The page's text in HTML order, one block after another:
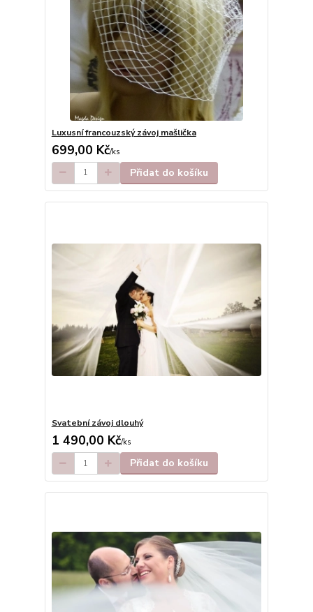
Luxusní francouzský závoj mašlička
699,00 Kč/ks
Přidat do košíku
Svatební závoj dlouhý
1 490,00 Kč/ks
Přidat do košíku